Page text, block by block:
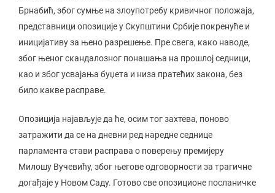
Брнабић, због сумње на злоупотребу кривичног положаја,
представници опозиције у Скупштини Србије покренуће и
иницијативу за њено разрешење. Пре свега, како наводе,
због њеног скандалозног понашања на прошлој седници,
као и због усвајања буџета и низа пратећих закона, без
било какве расправе.
Опозиција најављује да ће, осим тог захтева, поново
затражити да се на дневни ред наредне седнице
парламента стави расправа о поверењу премијеру
Милошу Вучевићу, због његове одговорности за трагичне
догађаје у Новом Саду. Готово све опозиционе посланичке